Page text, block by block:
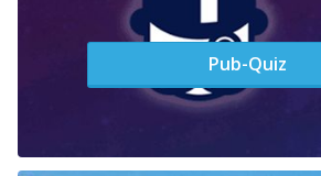
Pub-Quiz